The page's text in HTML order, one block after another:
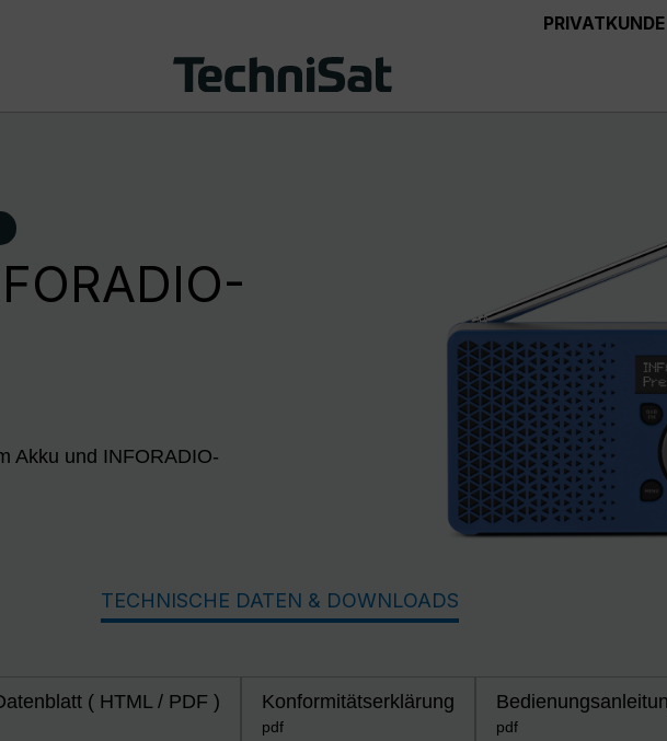
PRIVATKUNDE
Akku und INFORADIO-
TECHNISCHE DATEN & DOWNLOADS
( HTML / PDF ) Konformitätserklärung
pdf pdf